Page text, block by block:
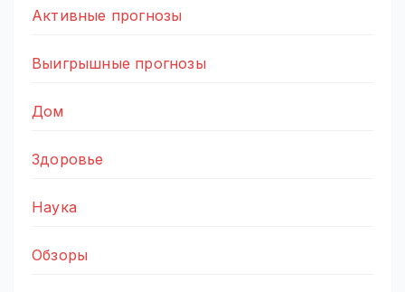
Активные прогнозы
Выигрышные прогнозы
Дом
Здоровье
Наука
Обзоры